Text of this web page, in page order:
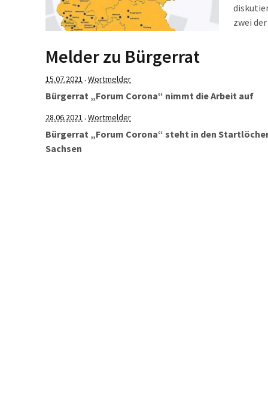
zwei
Melder zu Bürgerrat
15.07.2021 · Wortmelder
Bürgerrat „Forum Corona“ nimmt die Arbeit auf
28.06.2021 · Wortmelder
Bürgerrat „Forum Corona“ steht in den
Sachsen